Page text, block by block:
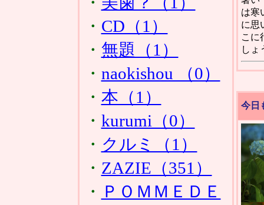
・ CD（1）
・ 無題（1）
・ naokishou （0）
・ 本（1）
・ kurumi（0）
・ クルミ（1）
・ ZAZIE（351）
・ ＰＯＭＭＥＤＥ
は寒
に思
こに
しょ
今日